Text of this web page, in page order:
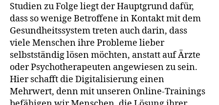
Studien zu Folge liegt der Hauptgrund dafür,
dass so wenige Betroffene in Kontakt mit dem
Gesundheitssystem treten auch darin, dass
viele Menschen ihre Probleme lieber
selbstständig lösen möchten, anstatt auf Ärzte
oder Psychotherapeuten angewiesen zu sein.
Hier schafft die Digitalisierung einen
Mehrwert, denn mit unseren Online-Trainings